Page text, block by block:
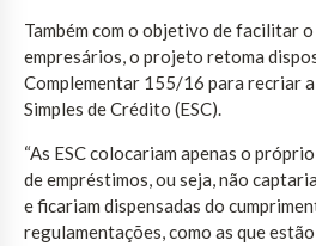
Também com o objetivo de facilitar
empresários, o projeto retoma
Complementar 155/16 para recriar
Simples de Crédito (ESC).
“As ESC colocariam apenas o
de empréstimos, ou seja, não
e ficariam dispensadas do
regulamentações, como as que